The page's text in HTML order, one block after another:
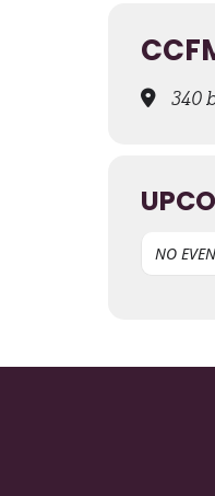
340
NO